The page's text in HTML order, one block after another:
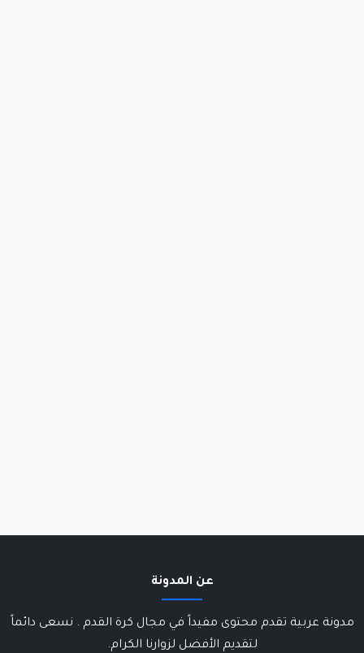
عن المدونة
مدونة عربية تقدم محتوى مفيداً في مجال كرة القدم . نسعى دائماً
لتقديم الأفضل لزوارنا الكرام.